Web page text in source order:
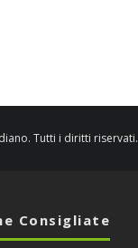
Tutti i diritti riservati.
Consigliate